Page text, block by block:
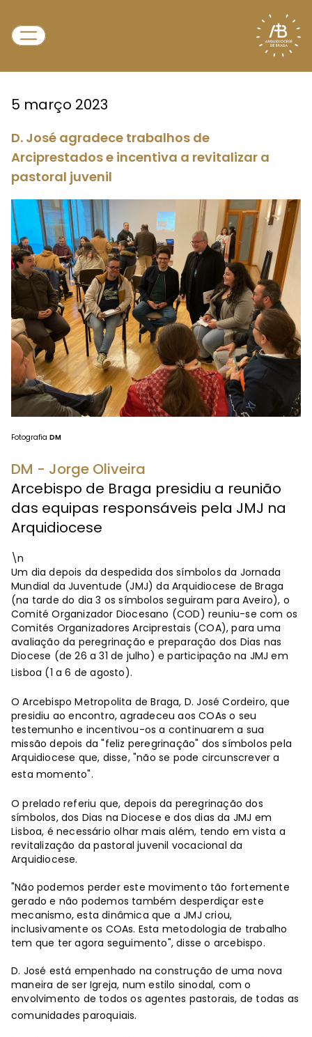
5 março 2023
D. José agradece trabalhos de
Arciprestados e incentiva a revitalizar a
pastoral juvenil
Fotografia DM
DM - Jorge Oliveira
Arcebispo de Braga presidiu a reunião
das equipas responsáveis pela JMJ na
Arquidiocese
\n
Um dia depois da despedida dos símbolos da Jornada
Mundial da Juventude (JMJ) da Arquidiocese de Braga
(na tarde do dia 3 os símbolos seguiram para Aveiro), o
Comité Organizador Diocesano (COD) reuniu-se com os
Comités Organizadores Arciprestais (COA), para uma
avaliação da peregrinação e preparação dos Dias nas
Diocese (de 26 a 31 de julho) e participação na JMJ em
Lisboa (1 a 6 de agosto).
O Arcebispo Metropolita de Braga, D. José Cordeiro, que
presidiu ao encontro, agradeceu aos COAs o seu
testemunho e incentivou-os a continuarem a sua
missão depois da "feliz peregrinação" dos símbolos pela
Arquidiocese que, disse, "não se pode circunscrever a
esta momento".
O prelado referiu que, depois da peregrinação dos
símbolos, dos Dias na Diocese e dos dias da JMJ em
Lisboa, é necessário olhar mais além, tendo em vista a
revitalização da pastoral juvenil vocacional da
Arquidiocese.
"Não podemos perder este movimento tão fortemente
gerado e não podemos também desperdiçar este
mecanismo, esta dinâmica que a JMJ criou,
inclusivamente os COAs. Esta metodologia de trabalho
tem que ter agora seguimento", disse o arcebispo.
D. José está empenhado na construção de uma nova
maneira de ser Igreja, num estilo sinodal, com o
envolvimento de todos os agentes pastorais, de todas as
comunidades paroquiais.